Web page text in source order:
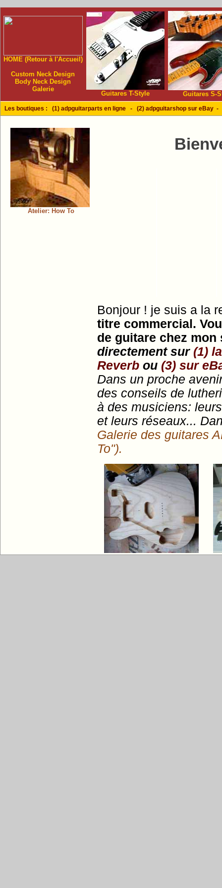
HOME (Retour à l'Accueil)
Custom Neck Design
Body Neck Design
Galerie
Guitares T-Style Guitares S-
Les boutiques : (1) adpguitarparts en ligne - (2) adpguitarshop sur eBay
Atelier: How To
Bonjour ! je suis a la
titre commercial.
de guitare chez
directement sur (1)
Reverb ou (3) sur
Dans un proche
des conseils de
à des musiciens:
et leurs réseaux...
Galerie des guitares
To").